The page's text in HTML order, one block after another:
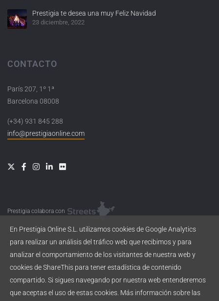
Prestigia te desea una muy Feliz Navidad
23 diciembre, 2022
CONTACTO
París 207, 1º 1ª
Barcelona 08008
(+34) 931 845 288
info@prestigiaonline.com
Prestigia colabora con
En Prestigia Online S.L. utilizamos cookies de Google Analytics
para realizar un análisis del tráfico web que recibimos y para
analizar el comportamiento de los visitantes de nuestra web y
cookies de ShareThis para tener estadística de contenido
compartido. Si sigues navegando por nuestra web entenderemos
que aceptas el uso de estas cookies. Más información sobre las